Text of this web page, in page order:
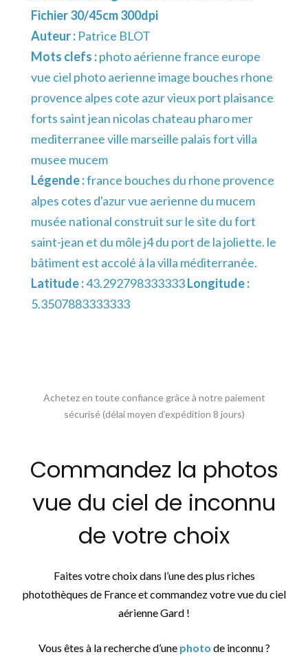
Fichier 30/45cm 300dpi
Auteur : Patrice BLOT
Mots clefs :photo aérienne france europe
vue ciel photo aerienne image bouches rhone
provence alpes cote azur vieux port plaisance
forts saint jean nicolas chateau pharo mer
mediterranee ville marseille palais fort villa
musee mucem
Légende :france bouches du rhone provence
alpes cotes d'azur vue aerienne du mucem
musée national construit sur le site du fort
saint-jean et du môle j4 du port de la joliette. le
bâtiment est accolé à la villa méditerranée.
Latitude :43.292798333333Longitude :
5.3507883333333
Achetez en toute confiance grâce à notre paiement
sécurisé (délai moyen d’expédition 8 jours)
Commandez la photos
vue du ciel de inconnu
de votre choix
Faites votre choix dans l’une des plus riches
photothèques de France et commandez votre vue du ciel
aérienne Gard !
Vous êtes à la recherche d’une photo de inconnu ?